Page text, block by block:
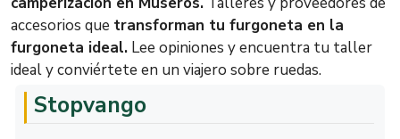
accesorios que transforman tu furgoneta en la
furgoneta ideal. Lee opiniones y encuentra tu taller
ideal y conviértete en un viajero sobre ruedas.
Stopvango